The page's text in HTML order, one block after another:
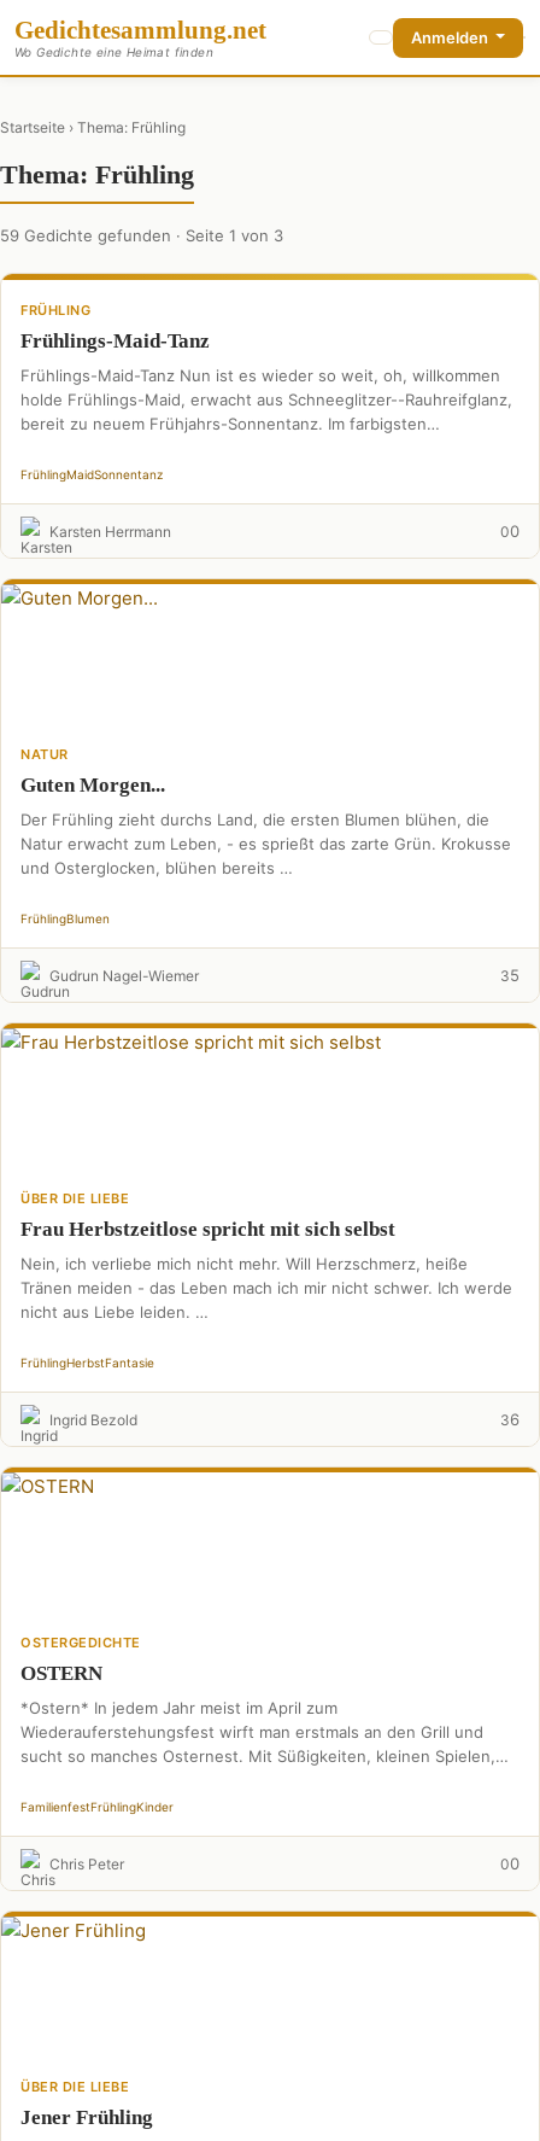
Gedichtesammlung.net
Wo Gedichte eine Heimat finden
Anmelden
Startseite › Thema: Frühling
Thema: Frühling
59 Gedichte gefunden · Seite 1 von 3
FRÜHLING
Frühlings-Maid-Tanz
Frühlings-Maid-Tanz Nun ist es wieder so weit, oh, willkommen
holde Frühlings-Maid, erwacht aus Schneeglitzer--Rauhreifglanz,
bereit zu neuem Frühjahrs-Sonnentanz. Im farbigsten
FrühlingMaidSonnentanz
Karsten Herrmann 00
NATUR
Guten Morgen...
Der Frühling zieht durchs Land, die ersten Blumen blühen, die
Natur erwacht zum Leben, - es sprießt das zarte Grün. Krokusse
und Osterglocken, blühen bereits …
FrühlingBlumen
Gudrun Nagel-Wiemer 35
ÜBER DIE LIEBE
Frau Herbstzeitlose spricht mit sich selbst
Nein, ich verliebe mich nicht mehr. Will Herzschmerz, heiße
Tränen meiden - das Leben mach ich mir nicht schwer. Ich werde
nicht aus Liebe leiden. …
FrühlingHerbstFantasie
Ingrid Bezold 36
OSTERGEDICHTE
OSTERN
*Ostern* In jedem Jahr meist im April zum
Wiederauferstehungsfest wirft man erstmals an den Grill und
sucht so manches Osternest. Mit Süßigkeiten, kleinen Spielen,
FamilienfestFrühlingKinder
Chris Peter 00
ÜBER DIE LIEBE
Jener Frühling